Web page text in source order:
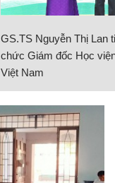
GS.TS Nguyễn Thị Lan
chức Giám đốc Học
Việt Nam